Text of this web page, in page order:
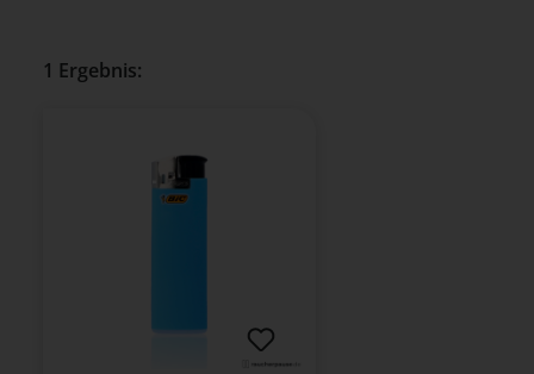
1 Ergebnis: